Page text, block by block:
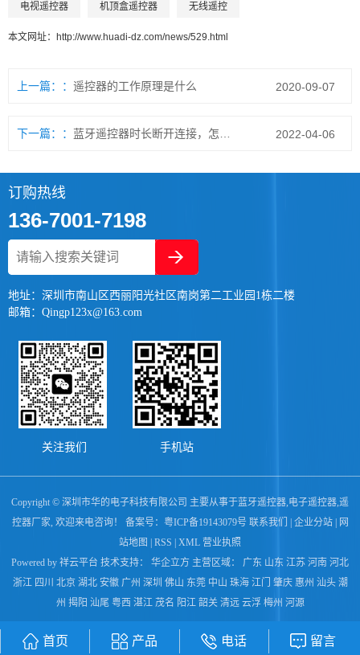
电视遥控器 机顶盒遥控器 无线遥控
本文网址： http://www.huadi-dz.com/news/529.html
上一篇： 遥控器的工作原理是什么 2020-09-07
下一篇： 蓝牙遥控器时长断开连接，怎么办？ 2022-04-06
订购热线
136-7001-7198
地址：深圳市南山区西丽阳光社区南岗第二工业园1栋二楼
邮箱：Qingp123x@163.com
关注我们 手机站
Copyright © 深圳市华的电子科技有限公司 主要从事于蓝牙遥控器 电子遥控器 遥
控器厂家 , 欢迎来电咨询！ 备案号： 粤ICP备19143079号 联系我们 | 企业分站| 网
站地图 | RSS | XML 营业执照
Powered by 祥云平台 技术支持： 华企立方 主营区域： 广东 山东 江苏 河南 河北
浙江 四川 北京 湖北 安徽 广州 深圳 佛山 东莞 中山 珠海 江门 肇庆 惠州 汕头 潮
州 揭阳 汕尾 粤西 湛江 茂名 阳江 韶关 清远 云浮 梅州 河源
首页 产品 电话 留言